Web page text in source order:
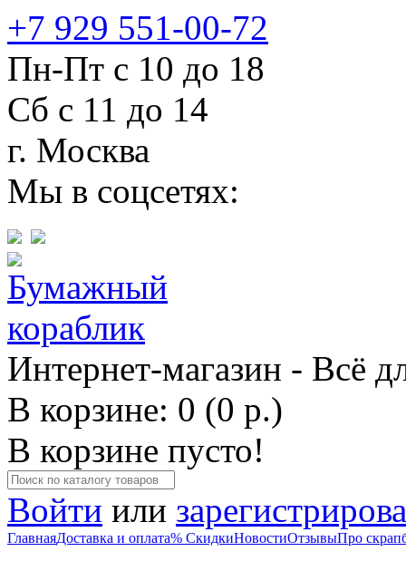
+7 929 551-00-72
Пн-Пт с 10 до 18
Сб с 11 до 14
г. Москва
Мы в соцсетях:
Интернет-магазин - Всё
В корзине: 0 (0 р.)
В корзине пусто!
Войти или
ГлавнаяДоставка и оплата% СкидкиНовостиОтзывыПро